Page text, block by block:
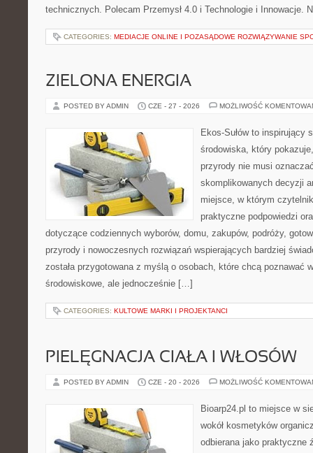
technicznych. Polecam Przemysł 4.0 i Technologie i Innowacje.
CATEGORIES: MEDIACJE ONLINE I POZASĄDOWE ROZWIĄZYWANIE
ZIELONA ENERGIA
POSTED BY ADMIN CZE - 27 - 2026 MOŻLIWOŚĆ
Ekos-Sułów to inspirujący
środowiska, który
przyrody nie musi
skomplikowanych decyzji
miejsce, w którym
praktyczne podpowiedzi
dotyczące codziennych wyborów, domu, zakupów, podróży,
przyrody i nowoczesnych rozwiązań wspierających bardziej
została przygotowana z myślą o osobach, które chcą poznawać
środowiskowe, ale jednocześnie […]
CATEGORIES: KULTOWE MARKI I PROJEKTANCI
PIELĘGNACJA CIAŁA I WŁOSÓW
POSTED BY ADMIN CZE - 20 - 2026 MOŻLIWOŚĆ
Bioarp24.pl to miejsce w
wokół kosmetyków
odbierana jako praktyczne